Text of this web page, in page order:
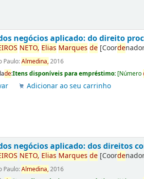
negócios aplicado: do direito
IROS NETO, Elias Marques de [Coorde
Paulo:Almedina,2016
de:Itens disponíveis para empréstimo: [Número
Adicionar ao seu carrinho
negócios aplicado: dos direitos
IROS NETO, Elias Marques de [Coorde
Paulo:Almedina,2016